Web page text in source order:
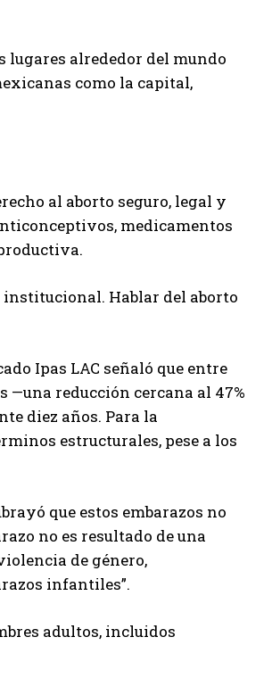
alrededor del mundo
como la capital,
al aborto seguro, legal y
medicamentos
institucional. Hablar del aborto
Ipas LAC señaló que entre
—una reducción cercana al 47%
diez años. Para la
estructurales, pese a los
que estos embarazos no
no es resultado de una
de género,
infantiles”.
adultos, incluidos